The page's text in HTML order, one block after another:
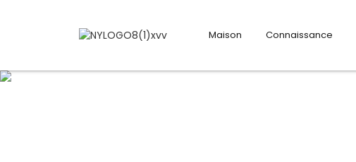
Maison Connaissance